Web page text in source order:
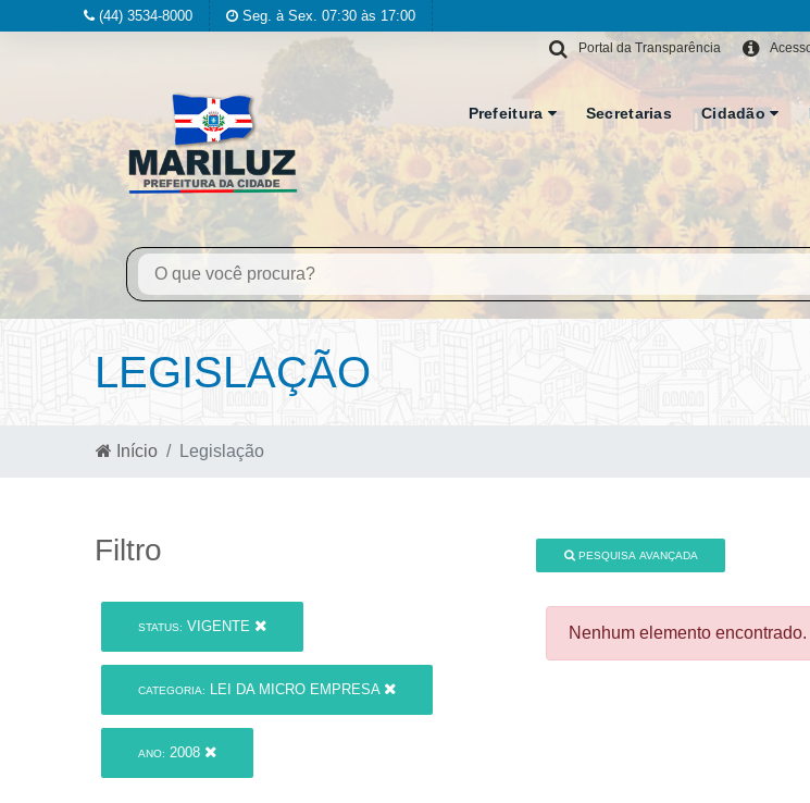
(44) 3534-8000 Seg. à Sex. 07:30 às 17:00
Portal da Transparência
Prefeitura Secretarias Cidadão
LEGISLAÇÃO
Início Legislação
Filtro
STATUS: VIGENTE
CATEGORIA: LEI DA MICRO EMPRESA
ANO: 2008
PESQUISA AVANÇADA
Nenhum elemento encontrado.